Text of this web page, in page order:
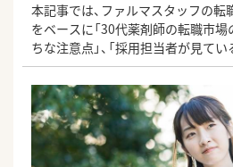
本記事では、ファルマスタッフの
をベースに「30代薬剤師の転職市場
ちな注意点」、「採用担当者が見て
す。後悔しない転職をするための
します。